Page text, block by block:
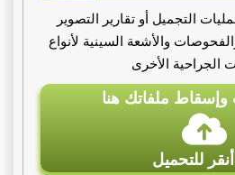
التجميل أو تقارير التصوير
والأشعة السينية لأنواع
الجراحية الأخرى
ملفاتك هنا
للتحميل